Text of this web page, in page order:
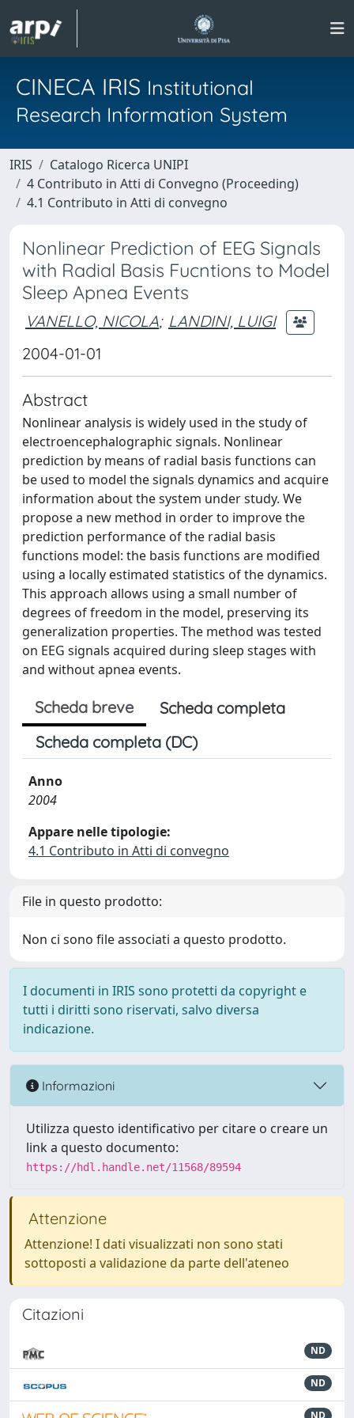
CINECA IRIS Institutional
Research Information System
IRIS
Catalogo Ricerca UNIPI
4 Contributo in Atti di Convegno (Proceeding)
4.1 Contributo in Atti di convegno
Nonlinear Prediction of EEG Signals
with Radial Basis Fucntions to Model
Sleep Apnea Events
VANELLO, NICOLA; LANDINI, LUIGI
2004-01-01
Abstract
Nonlinear analysis is widely used in the study of
electroencephalographic signals. Nonlinear
prediction by means of radial basis functions can
be used to model the signals dynamics and acquire
information about the system under study. We
propose a new method in order to improve the
prediction performance of the radial basis
functions model: the basis functions are modified
using a locally estimated statistics of the dynamics.
This approach allows using a small number of
degrees of freedom in the model, preserving its
generalization properties. The method was tested
on EEG signals acquired during sleep stages with
and without apnea events.
Scheda breve
Scheda completa
Scheda completa (DC)
Anno
2004
Appare nelle tipologie:
4.1 Contributo in Atti di convegno
File in questo prodotto:
Non ci sono file associati a questo prodotto.
I documenti in IRIS sono protetti da copyright e
tutti i diritti sono riservati, salvo diversa
indicazione.
Informazioni
Utilizza questo identificativo per citare o creare un
link a questo documento:
https://hdl.handle.net/11568/89594
Attenzione
Attenzione! I dati visualizzati non sono stati
sottoposti a validazione da parte dell'ateneo
Citazioni
ND
ND